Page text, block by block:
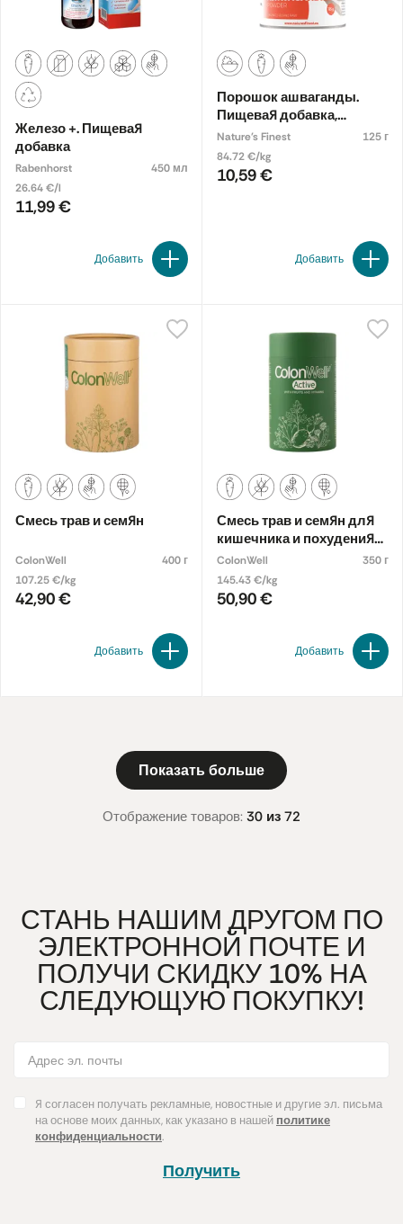
Железо +. Пищевая
добавка
Rabenhorst
450 мл
26.64 €/l
11,99 €
Добавить
Порошок ашваганды.
Пищевая добавка,
органическая
Nature's Finest
125 г
84.72 €/kg
10,59 €
Добавить
Смесь трав и семян
ColonWell
400 г
107.25 €/kg
42,90 €
Добавить
Смесь трав и семян для
кишечника и похудения
«Activ» с фруктами и
витаминами
ColonWell
350 г
145.43 €/kg
50,90 €
Добавить
Показать больше
Отображение товаров: 30 из 72
СТАНЬ НАШИМ ДРУГОМ ПО
ЭЛЕКТРОННОЙ ПОЧТЕ И
ПОЛУЧИ СКИДКУ 10% НА
СЛЕДУЮЩУЮ ПОКУПКУ!
Я согласен получать рекламные, новостные и другие эл. письма
на основе моих данных, как указано в нашей политике
конфиденциальности.
Получить